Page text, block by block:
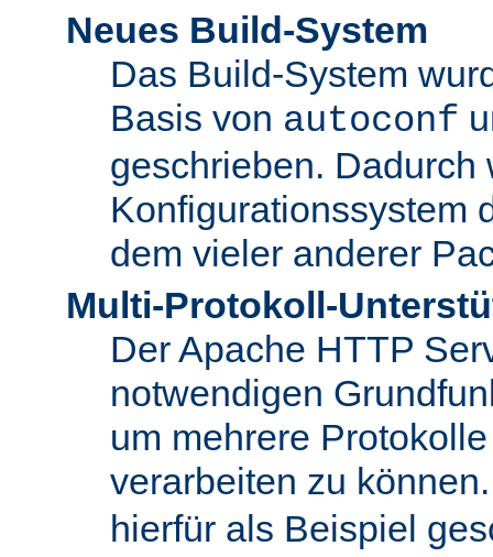
Neues Build-System
Das Build-System
Basis von autoconf
geschrieben. Dadurch
Konfigurationssystem
dem vieler anderer
Multi-Protokoll-
Der Apache HTTP
notwendigen
um mehrere
verarbeiten zu
hierfür als Beispiel